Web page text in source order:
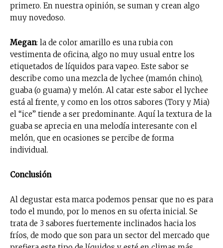
primero. En nuestra opinión, se suman y crean algo
muy novedoso.
Megan: la de color amarillo es una rubia con
vestimenta de oficina, algo no muy usual entre los
etiquetados de líquidos para vapeo. Este sabor se
describe como una mezcla de lychee (mamón chino),
guaba (o guama) y melón. Al catar este sabor el lychee
está al frente, y como en los otros sabores (Tory y Mia)
el “ice” tiende a ser predominante. Aquí la textura de la
guaba se aprecia en una melodía interesante con el
melón, que en ocasiones se percibe de forma
individual.
Conclusión
Al degustar esta marca podemos pensar que no es para
todo el mundo, por lo menos en su oferta inicial. Se
trata de 3 sabores fuertemente inclinados hacia los
fríos, de modo que son para un sector del mercado que